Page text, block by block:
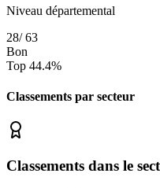
Niveau départemental
28/63
Bon
Top 44.4%
Classements par secteur
Classements dans le